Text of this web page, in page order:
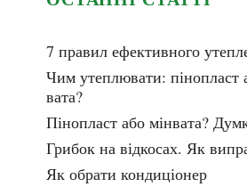
7 правил ефективного
Чим утеплювати: пінопласт
вата?
Пінопласт або мінвата?
Грибок на відкосах. Як
Як обрати кондиціонер